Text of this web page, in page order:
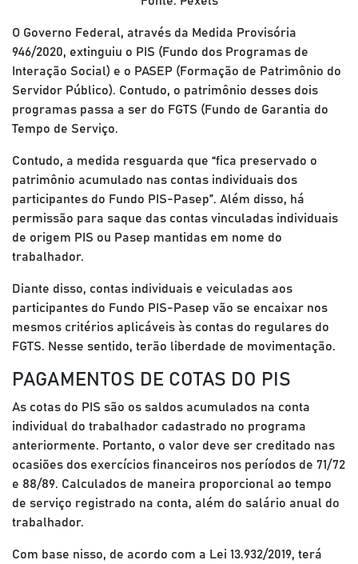
O Governo Federal, através da Medida Provisória
946/2020, extinguiu o PIS (Fundo dos Programas de
Interação Social) e o PASEP (Formação de Patrimônio do
Servidor Público). Contudo, o patrimônio desses dois
programas passa a ser do FGTS (Fundo de Garantia do
Tempo de Serviço.
Contudo, a medida resguarda que “fica preservado o
patrimônio acumulado nas contas individuais dos
participantes do Fundo PIS-Pasep”. Além disso, há
permissão para saque das contas vinculadas individuais
de origem PIS ou Pasep mantidas em nome do
trabalhador.
Diante disso, contas individuais e veiculadas aos
participantes do Fundo PIS-Pasep vão se encaixar nos
mesmos critérios aplicáveis às contas do regulares do
FGTS. Nesse sentido, terão liberdade de movimentação.
PAGAMENTOS DE COTAS DO PIS
As cotas do PIS são os saldos acumulados na conta
individual do trabalhador cadastrado no programa
anteriormente. Portanto, o valor deve ser creditado nas
ocasiões dos exercícios financeiros nos períodos de 71/72
e 88/89. Calculados de maneira proporcional ao tempo
de serviço registrado na conta, além do salário anual do
trabalhador.
Com base nisso, de acordo com a Lei 13.932/2019, terá